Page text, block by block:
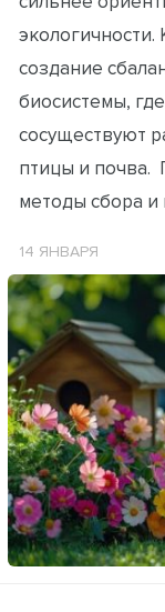
создание
биосистемы,
сосуществуют
птицы и почва.
методы сбора и
14 ЯНВАРЯ